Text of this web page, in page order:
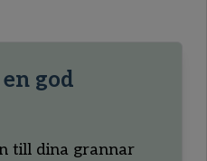
god
till dina grannar